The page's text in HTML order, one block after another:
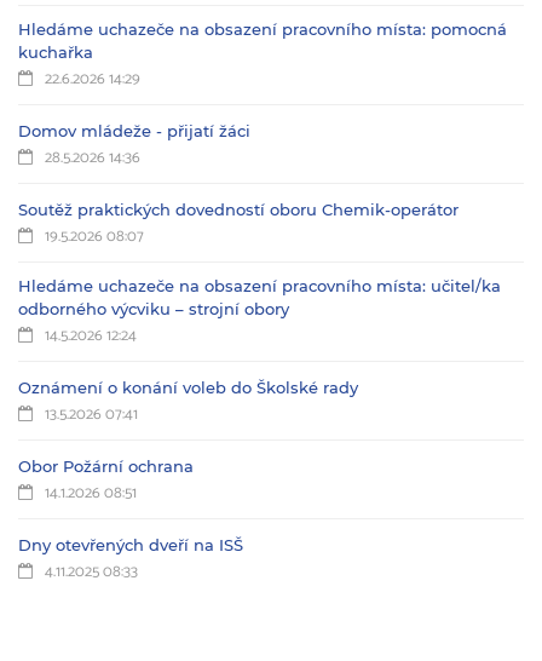
Hledáme uchazeče na obsazení pracovního místa: pomocná
kuchařka
22.6.2026 14:29
Domov mládeže - přijatí žáci
28.5.2026 14:36
Soutěž praktických dovedností oboru Chemik-operátor
19.5.2026 08:07
Hledáme uchazeče na obsazení pracovního místa: učitel/ka
odborného výcviku – strojní obory
14.5.2026 12:24
Oznámení o konání voleb do Školské rady
13.5.2026 07:41
Obor Požární ochrana
14.1.2026 08:51
Dny otevřených dveří na ISŠ
4.11.2025 08:33